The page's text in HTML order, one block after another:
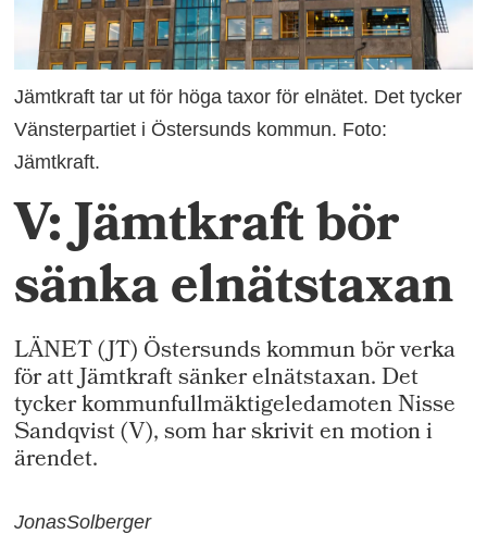
Jämtkraft tar ut för höga taxor för elnätet. Det tycker
Vänsterpartiet i Östersunds kommun. Foto:
Jämtkraft.
V: Jämtkraft bör
sänka elnätstaxan
LÄNET (JT) Östersunds kommun bör verka
för att Jämtkraft sänker elnätstaxan. Det
tycker kommunfullmäktigeledamoten Nisse
Sandqvist (V), som har skrivit en motion i
ärendet.
JonasSolberger